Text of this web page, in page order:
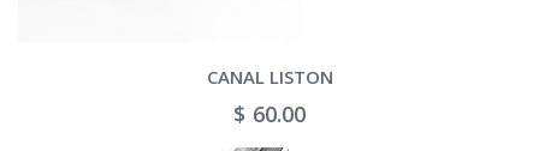
CANAL LISTON
$ 60.00